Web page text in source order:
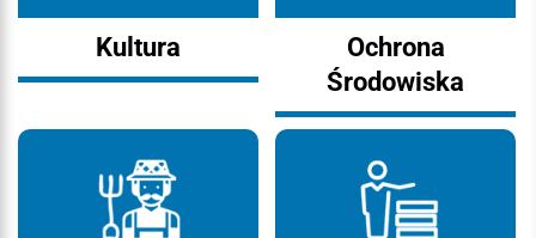
Kultura
Ochrona
Środowiska